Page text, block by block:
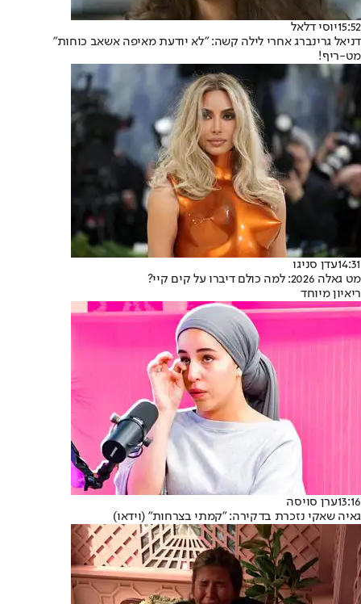
15:52יוסי דלאל
דניאל גרינברג אחרי לילה קשה: "לא יודעת מאיפה אשאב כוחות"
מט-ריף!
14:31עדן סניגו
מט גאלה 2026: למה כולם דיברו על קים קיי?
ריאיון מיוחד
13:16ערן סויסה
גאיה שאקי נזכרת בדקירה: "קמתי בצרחות" (וידאו)